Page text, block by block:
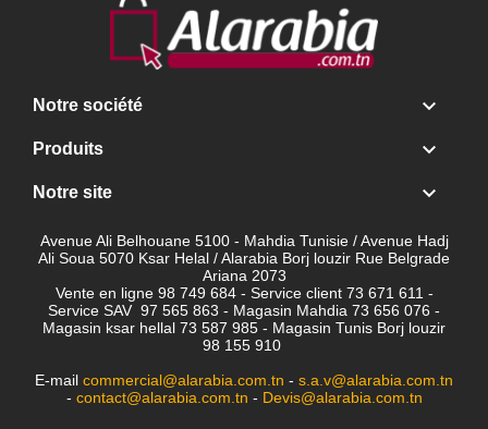
Notre société 
Produits 
Notre site 
Avenue Ali Belhouane 5100 - Mahdia Tunisie / Avenue Hadj
Ali Soua 5070 Ksar Helal / Alarabia Borj louzir Rue Belgrade
Ariana 2073
Vente en ligne 98 749 684 - Service client 73 671 611 -
Service SAV 97 565 863 - Magasin Mahdia 73 656 076 -
Magasin ksar hellal 73 587 985 - Magasin Tunis Borj louzir
98 155 910
E-mail commercial@alarabia.com.tn - s.a.v@alarabia.com.tn
- contact@alarabia.com.tn - Devis@alarabia.com.tn